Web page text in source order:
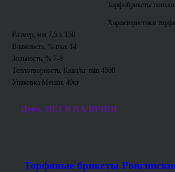
Торфобрикеты
Характеристики
Размер, мм 7,5 x 150
Влажность, % max 14
Зольность, % 7-8
Теплотворность, Ккал/кг min 4500
Упаковка Мешок 40кг
Цена: НЕТ В НАЛИЧИИ
Торфяные брикеты